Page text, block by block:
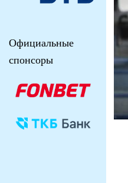
Официальные
спонсоры